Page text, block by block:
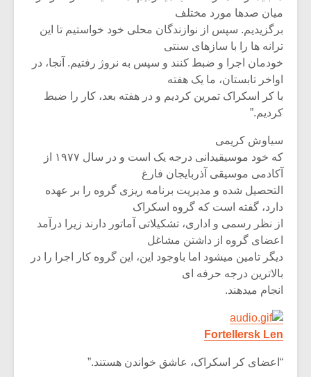
میان صدها مورد مختلف
برگزیدیم. سپس از نوازندگان محلی خود خواستیم تا این
ترانه ها را با سازهای سنتی
خودمان اجرا و ضبط کنند و سپس به نروژ رفتیم. آنجا، در
اواخر تابستان، ما یک هفته
با کر اسکراک تمرین کردیم و در هفته بعد، کار را ضبط
کردیم.”
سیاوش کریمی
که خود موسیقیدانی درجه یک است و در سال ۱۹۷۷ از
آکادمی موسیقی آذربایجان فارغ
التحصیل شده و مدیریت برنامه ریزی گروه را بر عهده
دارد، گفته است که گروه اسکراک
از نظر رسمی و اداری، تشکیلاتی آماتور دارند زیرا درآمد
اعضای گروه از داشتن مشاغل
دیگر تامین میشود اما باوجود این، این گروه کار اجرا را در
بالاترین درجه حرفه ای
انجام میدهند.
Fortellersk Len
“اعضای کر اسکراک، عاشق خواندن هستند.”